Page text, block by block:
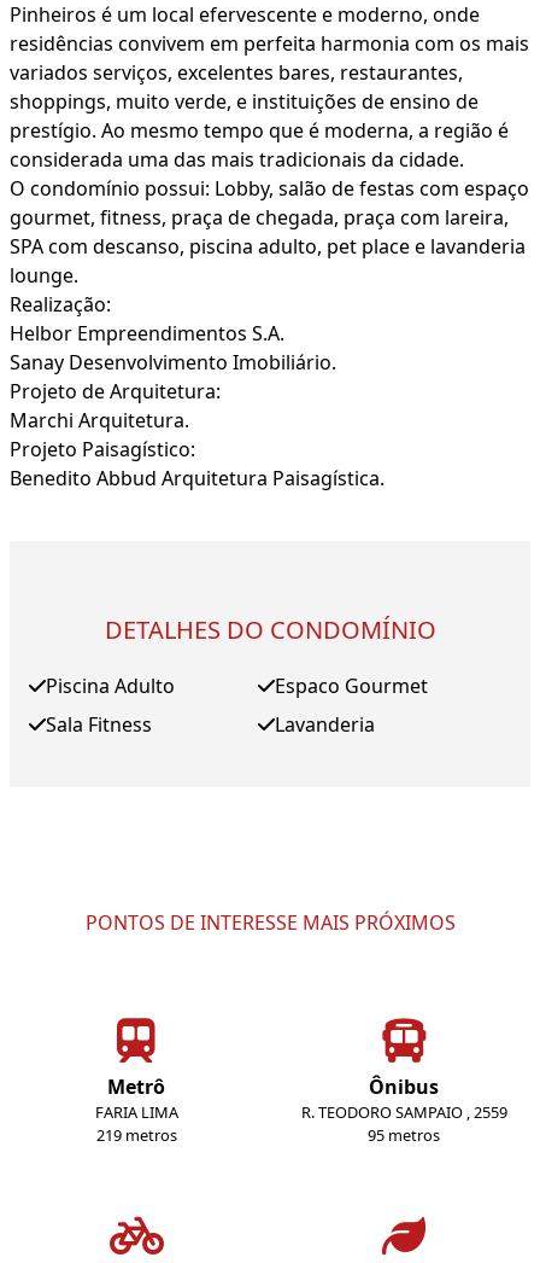
Pinheiros é um local efervescente e moderno, onde
residências convivem em perfeita harmonia com os mais
variados serviços, excelentes bares, restaurantes,
shoppings, muito verde, e instituições de ensino de
prestígio. Ao mesmo tempo que é moderna, a região é
considerada uma das mais tradicionais da cidade.
O condomínio possui: Lobby, salão de festas com espaço
gourmet, fitness, praça de chegada, praça com lareira,
SPA com descanso, piscina adulto, pet place e lavanderia
lounge.
Realização:
Helbor Empreendimentos S.A.
Sanay Desenvolvimento Imobiliário.
Projeto de Arquitetura:
Marchi Arquitetura.
Projeto Paisagístico:
Benedito Abbud Arquitetura Paisagística.
DETALHES DO CONDOMÍNIO
Piscina Adulto
Sala Fitness
Espaco Gourmet
Lavanderia
PONTOS DE INTERESSE MAIS PRÓXIMOS
Metrô
FARIA LIMA
219 metros
Ônibus
R. TEODORO SAMPAIO , 2559
95 metros